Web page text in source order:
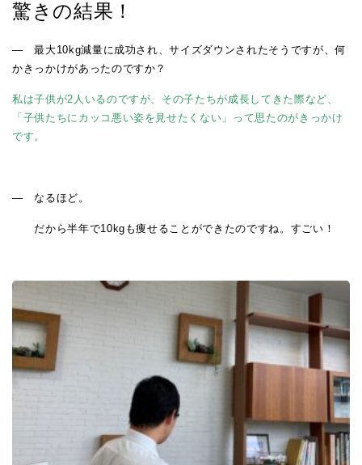
驚きの結果！
― 最大10kg減量に成功され、サイズダウンされたそうですが、何
かきっかけがあったのですか？
私は子供が2人いるのですが、その子たちが成長してきた際など、
「子供たちにカッコ悪い姿を見せたくない」って思たのがきっかけ
です。
― なるほど。
だから半年で10kg も痩せることができたのですね。すごい！